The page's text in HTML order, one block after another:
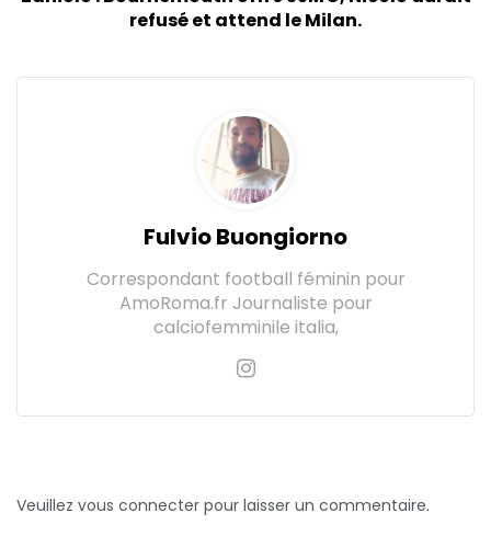
refusé et attend le Milan.
Fulvio Buongiorno
Correspondant football féminin pour
AmoRoma.fr Journaliste pour
calciofemminile italia,
Veuillez vous connecter pour laisser un commentaire.